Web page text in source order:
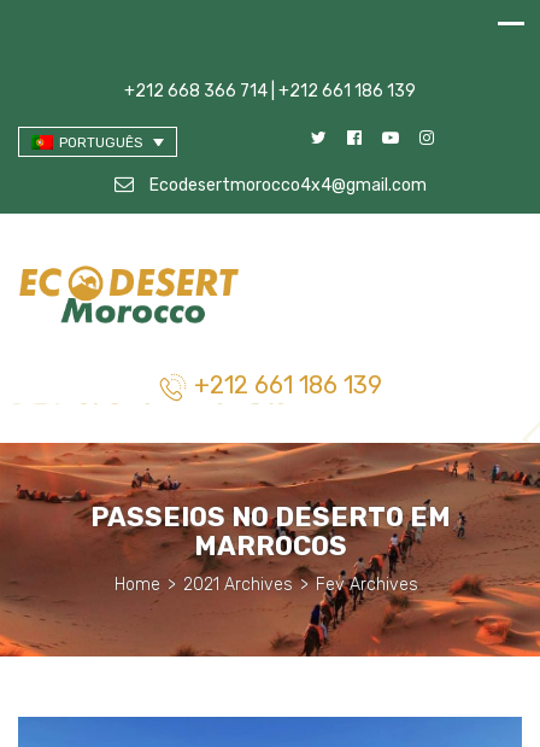
+212 668 366 714 | +212 661 186 139
PORTUGUÊS
Ecodesertmorocco4x4@gmail.com
+212 661 186 139
PASSEIOS NO DESERTO EM
MARROCOS
Home > 2021 Archives > Fev Archives